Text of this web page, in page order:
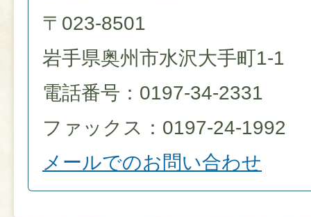
〒023-8501
岩手県奥州市水沢大手町1-1
電話番号：0197-34-2331
ファックス：0197-24-1992
メールでのお問い合わせ